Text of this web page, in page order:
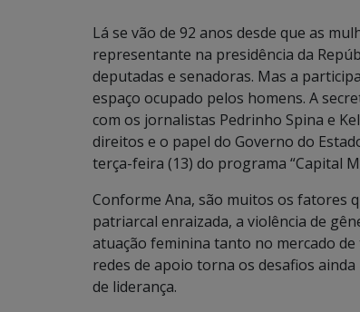
Lá se vão de 92 anos desde que as
representante na presidência da
deputadas e senadoras. Mas a
espaço ocupado pelos homens. A
com os jornalistas Pedrinho Spina e
direitos e o papel do Governo do
terça-feira (13) do programa “Capital
Conforme Ana, são muitos os fatores
patriarcal enraizada, a violência de
atuação feminina tanto no mercado
redes de apoio torna os desafios
de liderança.